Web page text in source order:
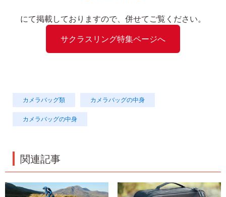
にて掲載しておりますので、併せてご覧ください。
サクラスリング特集ページへ
カメラバッグ類 カメラバッグの中身
カメラバッグの中身
関連記事